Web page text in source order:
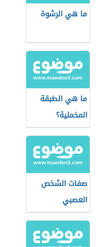
ما هي الرشوة
ما هي الطبقة
المخملية؟
صفات الشخص
العصبي